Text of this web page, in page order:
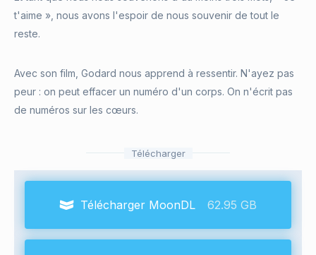
t'aime », nous avons l'espoir de nous souvenir de tout le
reste.
Avec son film, Godard nous apprend à ressentir. N'ayez pas
peur : on peut effacer un numéro d'un corps. On n'écrit pas
de numéros sur les cœurs.
Télécharger
Télécharger MoonDL 62.95 GB